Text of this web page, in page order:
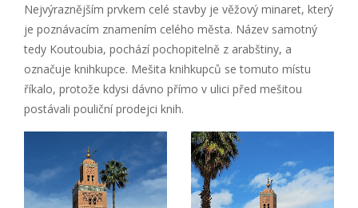
Nejvýraznějším prvkem celé stavby je věžový minaret, který
je poznávacím znamením celého města. Název samotný
tedy Koutoubia, pochází pochopitelně z arabštiny, a
označuje knihkupce. Mešita knihkupců se tomuto místu
říkalo, protože kdysi dávno přímo v ulici před mešitou
postávali pouliční prodejci knih.